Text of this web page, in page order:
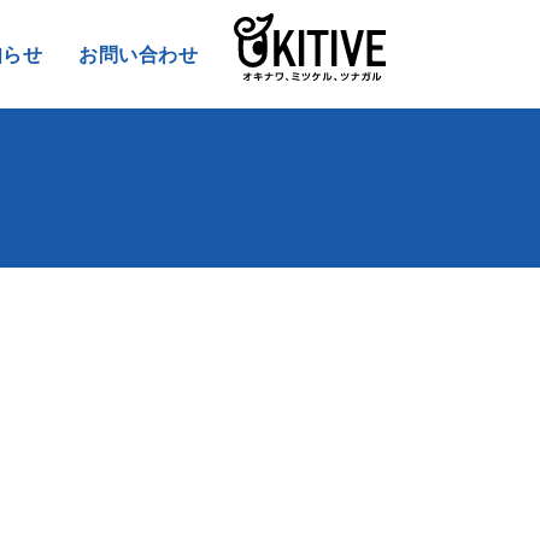
せ お問い合わせ